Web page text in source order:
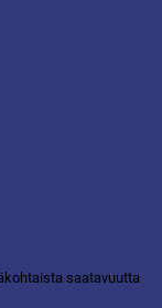
saatavuutta